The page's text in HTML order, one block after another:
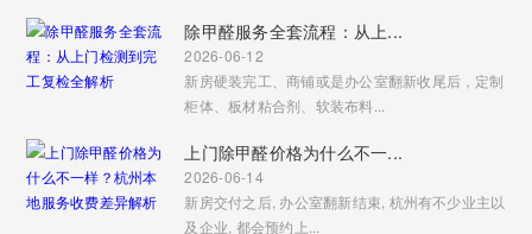
2026年上海除甲醛公司...
2026-06-18
上海除甲醛公司很多。真正难的不是“找一家”，而
是判断哪家更适合自己。普...
除甲醛服务全套流程：从上...
2026-06-12
新房硬装完工、商铺或是办公室翻新收尾后，定制